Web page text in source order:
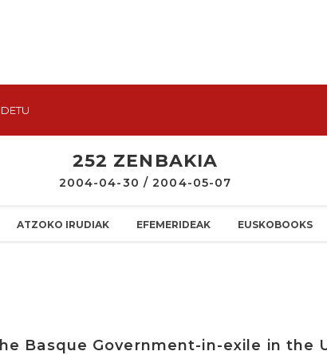
252 ZENBAKIA
2004-04-30 / 2004-05-07
ATZOKO IRUDIAK EFEMERIDEAK EUSKOBOOKS
Basque Government-in-exile in the